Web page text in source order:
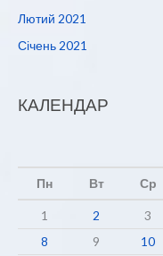
Лютий 2021
Січень 2021
КАЛЕНДАР
Пн Вт Ср
1 2 3
8
9 10